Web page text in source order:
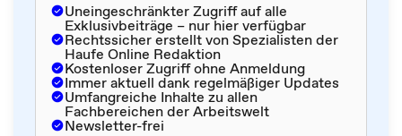
Uneingeschränkter Zugriff auf alle
Exklusivbeiträge – nur hier verfügbar
Rechtssicher erstellt von Spezialisten der
Haufe Online Redaktion
Kostenloser Zugriff ohne Anmeldung
Immer aktuell dank regelmäßiger Updates
Umfangreiche Inhalte zu allen
Fachbereichen der Arbeitswelt
Newsletter-frei